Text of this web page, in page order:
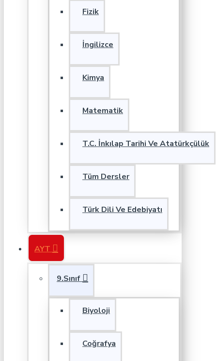
Fizik
İngilizce
Kimya
Matematik
T.C. İnkılap Tarihi Ve Atatürkçülük
Tüm Dersler
Türk Dili Ve Edebiyatı
AYT
9.Sınıf
Biyoloji
Coğrafya